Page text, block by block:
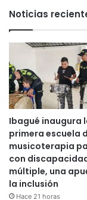
Noticias
Ibagué inaugura
primera escuela
musicoterapia
con
múltiple, una
la inclusión
Hace 21 horas